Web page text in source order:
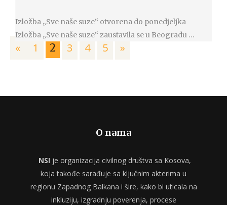
Izložba „Sve naše suze“ otvorena do ponedjeljka
Izložba „Sve naše suze“ zaustavila se u Beogradu …
« 1 2 3 4 5 »
O nama
NSI je organizacija civilnog društva sa Kosova,
koja takođe sarađuje sa ključnim akterima u
regionu Zapadnog Balkana i šire, kako bi uticala na
inkluziju, izgradnju poverenja, procese